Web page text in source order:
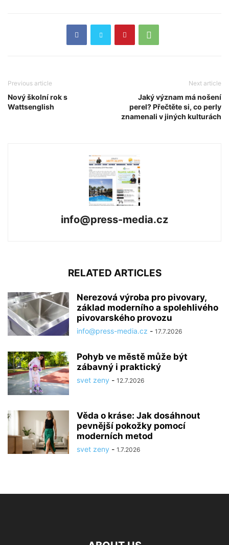
Previous article
Nový školní rok s
Wattsenglish
Next article
Jaký význam má nošení
perel? Přečtěte si, co perly
znamenali v jiných kulturách
info@press-media.cz
RELATED ARTICLES
Nerezová výroba pro pivovary,
základ moderního a spolehlivého
pivovarského provozu
info@press-media.cz - 17.7.2026
Pohyb ve městě může být
zábavný i praktický
svet zeny - 12.7.2026
Věda o kráse: Jak dosáhnout
pevnější pokožky pomocí
moderních metod
svet zeny - 1.7.2026